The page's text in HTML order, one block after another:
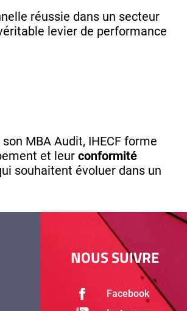
réussie dans un secteur
levier de performance
MBA Audit, IHECF forme
et leur conformité
souhaitent évoluer dans un
NOUS SUIVRE
Facebook